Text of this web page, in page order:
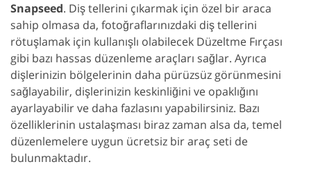
Snapseed. Diş tellerini çıkarmak için özel bir araca
sahip olmasa da, fotoğraflarınızdaki diş tellerini
rötuşlamak için kullanışlı olabilecek Düzeltme Fırçası
gibi bazı hassas düzenleme araçları sağlar. Ayrıca
dişlerinizin bölgelerinin daha pürüzsüz görünmesini
sağlayabilir, dişlerinizin keskinliğini ve opaklığını
ayarlayabilir ve daha fazlasını yapabilirsiniz. Bazı
özelliklerinin ustalaşması biraz zaman alsa da, temel
düzenlemelere uygun ücretsiz bir araç seti de
bulunmaktadır.